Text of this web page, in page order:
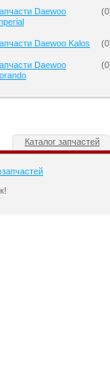
Daewoo
(0
Daewoo Kalos (0
Daewoo
(0
Каталог запчастей